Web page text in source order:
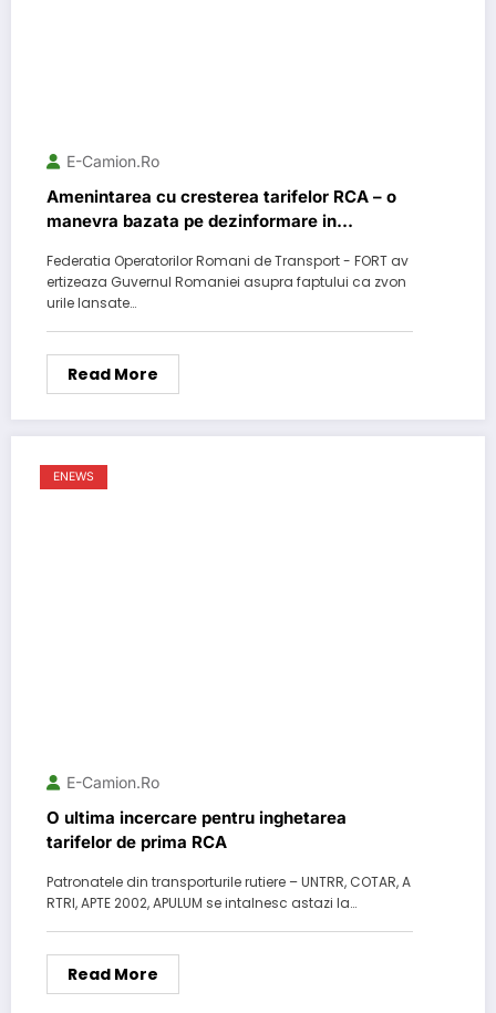
E-Camion.ro
Amenintarea cu cresterea tarifelor RCA – o
manevra bazata pe dezinformare in
Federatia Operatorilor Romani de Transport - FORT av
ertizeaza Guvernul Romaniei asupra faptului ca zvon
urile lansate…
Read More
ENEWS
E-Camion.ro
O ultima incercare pentru inghetarea
tarifelor de prima RCA
Patronatele din transporturile rutiere – UNTRR, COTAR, A
RTRI, APTE 2002, APULUM se intalnesc astazi la…
Read More